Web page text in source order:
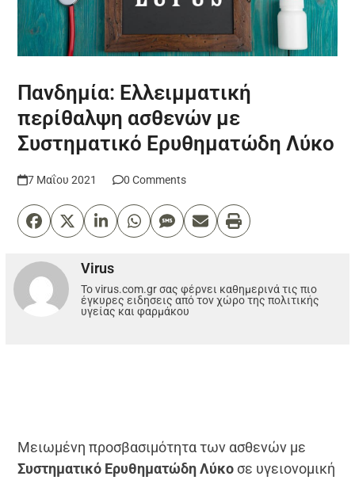
Πανδημία: Ελλειμματική
περίθαλψη ασθενών με
Συστηματικό Ερυθηματώδη Λύκο
7 Μαΐου 2021 0 Comments
Virus
Το virus.com.gr σας φέρνει καθημερινά τις πιο
έγκυρες ειδησεις από τον χώρο της πολιτικής
υγείας και φαρμάκου
Μειωμένη προσβασιμότητα των ασθενών με
Συστηματικό Ερυθηματώδη Λύκο σε υγειονομική